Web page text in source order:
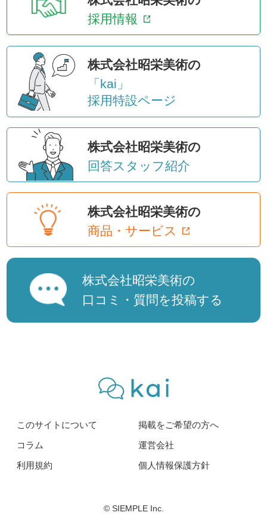
採用情報
株式会社昭栄美術の
「kai」
採用特設ページ
株式会社昭栄美術の
回答スタッフ紹介
株式会社昭栄美術の
商品・サービス
株式会社昭栄美術の
口コミ・質問を投稿する
このサイトについて
掲載をご希望の方へ
コラム
運営会社
利用規約
個人情報保護方針
© SIEMPLE Inc.